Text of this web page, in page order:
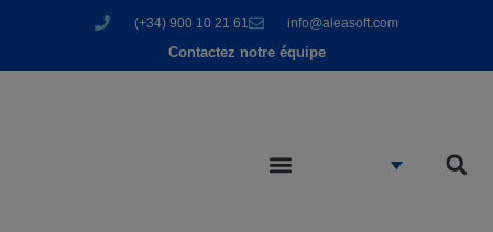
(+34) 900 10 21 61 info@aleasoft.com
Contactez notre équipe